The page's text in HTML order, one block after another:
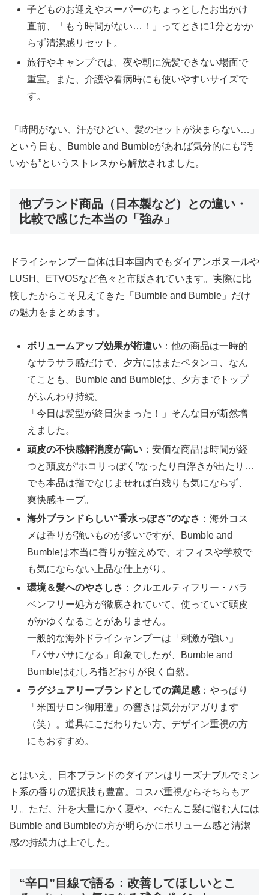
子どものお迎えやスーパーのちょっとしたお出かけ
直前、「もう時間がない…！」ってときに1分とかか
らず清潔感リセット。
旅行やキャンプでは、夜や朝に洗髪できない場面で
重宝。また、介護や看病時にも使いやすいサイズで
す。
「時間がない、汗がひどい、髪のセットが決まらない…」
という日も、Bumble and Bumbleがあれば気分的にも“汚
いかも”というストレスから解放されました。
他ブランド商品（日本製など）との違い・
比較で感じた本当の「強み」
ドライシャンプー自体は日本国内でもダイアンボヌールや
LUSH、ETVOSなど色々と市販されています。実際に比
較したからこそ見えてきた「Bumble and Bumble」だけ
の魅力をまとめます。
ボリュームアップ効果が桁違い ：他の商品は一時的
なサラサラ感だけで、夕方にはまたペタンコ、なん
てことも。Bumble and Bumbleは、夕方までトップ
がふんわり持続。
「今日は髪型が終日決まった！」そんな日が断然増
えました。
頭皮の不快感解消度が高い ：安価な商品は時間が経
つと頭皮が“ホコリっぽく”なったり白浮きが出たり…
でも本品は指でなじませれば白残りも気にならず、
爽快感キープ。
海外ブランドらしい“香水っぽさ”のなさ ：海外コス
メは香りが強いものが多いですが、Bumble and
Bumbleは本当に香りが控えめで、オフィスや学校で
も気にならない上品な仕上がり。
環境＆髪へのやさしさ ：クルエルティフリー・パラ
ベンフリー処方が徹底されていて、使っていて頭皮
がかゆくなることがありません。
一般的な海外ドライシャンプーは「刺激が強い」
「パサパサになる」印象でしたが、Bumble and
Bumbleはむしろ指どおりが良く自然。
ラグジュアリーブランドとしての満足感 ：やっぱり
「米国サロン御用達」の響きは気分がアガります
（笑）。道具にこだわりたい方、デザイン重視の方
にもおすすめ。
とはいえ、日本ブランドのダイアンはリーズナブルでミン
ト系の香りの選択肢も豊富。コスパ重視ならそちらもア
リ。ただ、汗を大量にかく夏や、ぺたんこ髪に悩む人には
Bumble and Bumbleの方が明らかにボリューム感と清潔
感の持続力は上でした。
“辛口”目線で語る：改善してほしいとこ